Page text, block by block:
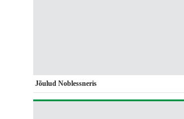
Jõulud Noblessneris